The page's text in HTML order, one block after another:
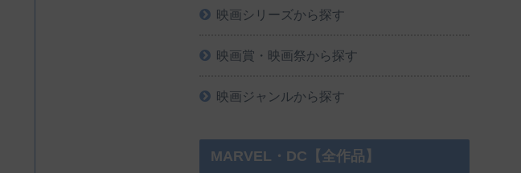
映画シリーズから探す
映画賞・映画祭から探す
映画ジャンルから探す
MARVEL・DC【全作品】